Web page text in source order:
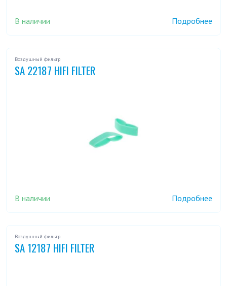
В наличии Подробнее
Воздушный фильтр
SA 22187 HIFI FILTER
В наличии Подробнее
Воздушный фильтр
SA 12187 HIFI FILTER